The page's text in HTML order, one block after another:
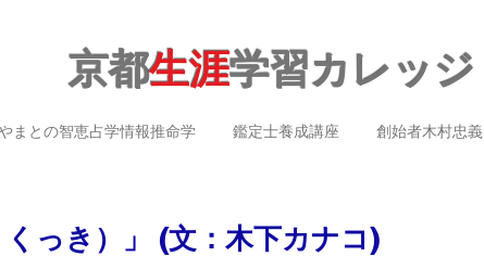
京都生涯学習カレッジ
まとの智恵占学情報推命学 鑑定士養成講座 創始者木村忠義
くっき）」 (文：木下カナコ)